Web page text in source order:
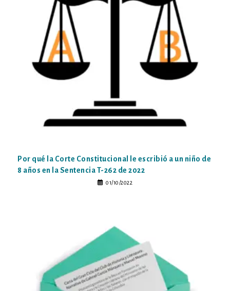
Por qué la Corte Constitucional le escribió a un niño de
8 años en la Sentencia T-262 de 2022
01/10/2022